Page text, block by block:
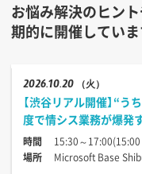
お悩み解決のヒン
期的に開催してい
202610.20 （火）
【渋谷リアル開催】“
度で情シス業務が爆発
時間
15:30～17:00(15:00
場所
Microsoft Base